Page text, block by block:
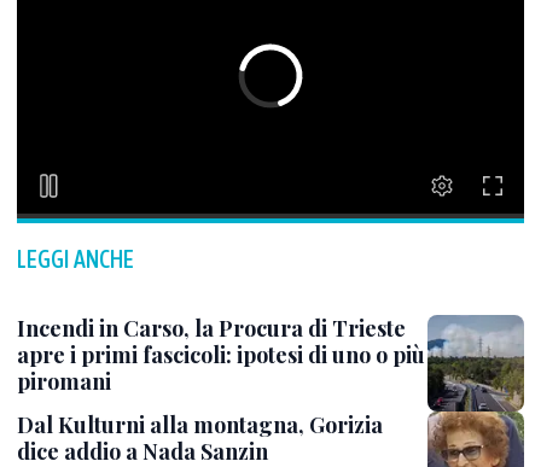
LEGGI ANCHE
Incendi in Carso, la Procura di Trieste
apre i primi fascicoli: ipotesi di uno o più
piromani
Dal Kulturni alla montagna, Gorizia
dice addio a Nada Sanzin